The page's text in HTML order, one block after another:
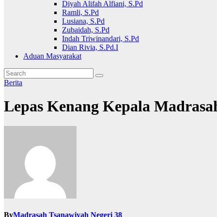
Diyah Alifah Alfiani, S.Pd
Ramli, S.Pd
Lusiana, S.Pd
Zubaidah, S.Pd
Indah Triwinandari, S.Pd
Dian Rivia, S.Pd.I
Aduan Masyarakat
Berita
Lepas Kenang Kepala
ByMadrasah Tsanawiyah Negeri 38